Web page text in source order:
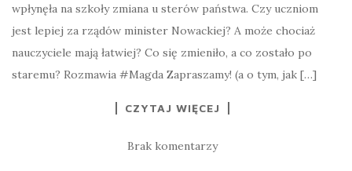
wpłynęła na szkoły zmiana u sterów państwa. Czy uczniom
jest lepiej za rządów minister Nowackiej? A może chociaż
nauczyciele mają łatwiej? Co się zmieniło, a co zostało po
staremu? Rozmawia #Magda Zapraszamy! (a o tym, jak […]
CZYTAJ WIĘCEJ
Brak komentarzy